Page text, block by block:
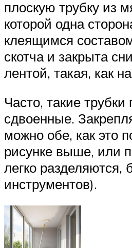
плоскую трубку из
которой одна
клеящимся
скотча и закрыта
лентой, такая, как
Часто, такие
сдвоенные.
можно обе, как это
рисунке выше, или
легко разделяются,
инструментов).